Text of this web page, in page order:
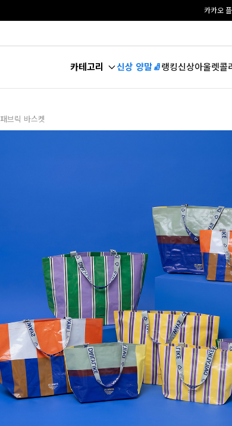
[공식몰
카테고리 신상 양말🧦랭킹신상아울렛콜
패브릭 바스켓